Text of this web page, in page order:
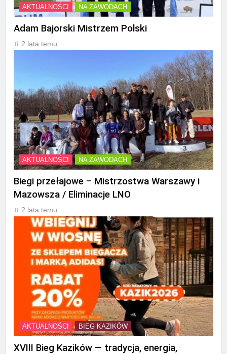
AKTUALNOŚCI NA ZAWODACH
Adam Bajorski Mistrzem Polski
2 lata temu
AKTUALNOŚCI NA ZAWODACH
Biegi przełajowe – Mistrzostwa Warszawy i
Mazowsza / Eliminacje LNO
2 lata temu
AKTUALNOŚCI BIEG KAZIKÓW
XVIII Bieg Kazików — tradycja, energia,